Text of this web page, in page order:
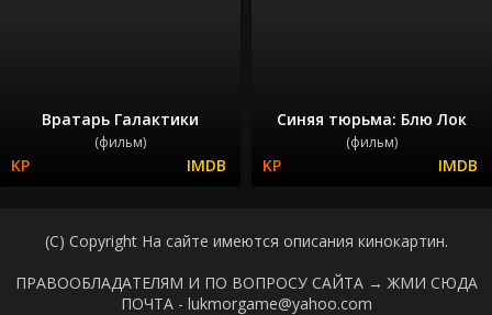
Вратарь Галактики
(фильм)
Синяя тюрьма: Блю Лок
(фильм)
(C) Copyright На сайте имеются описания кинокартин.
ПРАВООБЛАДАТЕЛЯМ И ПО ВОПРОСУ САЙТА → ЖМИ СЮДА
ПОЧТА - lukmorgame@yahoo.com